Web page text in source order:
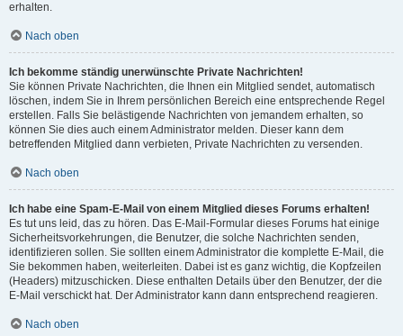
erhalten.
Nach oben
Ich bekomme ständig unerwünschte Private Nachrichten!
Sie können Private Nachrichten, die Ihnen ein Mitglied sendet, automatisch
löschen, indem Sie in Ihrem persönlichen Bereich eine entsprechende Regel
erstellen. Falls Sie belästigende Nachrichten von jemandem erhalten, so
können Sie dies auch einem Administrator melden. Dieser kann dem
betreffenden Mitglied dann verbieten, Private Nachrichten zu versenden.
Nach oben
Ich habe eine Spam-E-Mail von einem Mitglied dieses Forums erhalten!
Es tut uns leid, das zu hören. Das E-Mail-Formular dieses Forums hat einige
Sicherheitsvorkehrungen, die Benutzer, die solche Nachrichten senden,
identifizieren sollen. Sie sollten einem Administrator die komplette E-Mail, die
Sie bekommen haben, weiterleiten. Dabei ist es ganz wichtig, die Kopfzeilen
(Headers) mitzuschicken. Diese enthalten Details über den Benutzer, der die
E-Mail verschickt hat. Der Administrator kann dann entsprechend reagieren.
Nach oben